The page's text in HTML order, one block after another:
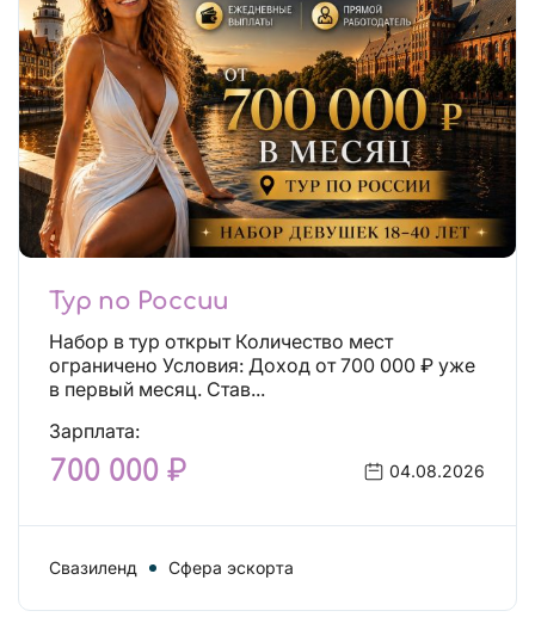
Тур по России
Набор в тур открыт Количество мест
ограничено Условия: Доход от 700 000 ₽ уже
в первый месяц. Став...
Зарплата:
700 000 ₽ 04.08.2026
Свазиленд Сфера эскорта